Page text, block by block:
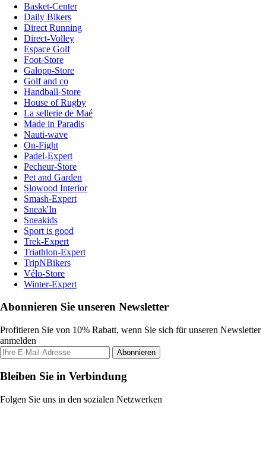
Basket-Center
Daily Bikers
Direct Running
Direct-Volley
Espace Golf
Foot-Store
Galopp-Store
Golf and co
Handball-Store
House of Rugby
La sellerie de Maé
Made in Paradis
Nauti-wave
On-Fight
Padel-Expert
Pecheur-Store
Pet and Garden
Slowood Interior
Smash-Expert
Sneak'In
Sneakids
Sport is good
Trek-Expert
Triathlon-Expert
TripNBikers
Vélo-Store
Winter-Expert
Abonnieren Sie unseren Newsletter
Profitieren Sie von 10% Rabatt, wenn Sie sich für unseren Newsletter
anmelden
Abonnieren
Bleiben Sie in Verbindung
Folgen Sie uns in den sozialen Netzwerken